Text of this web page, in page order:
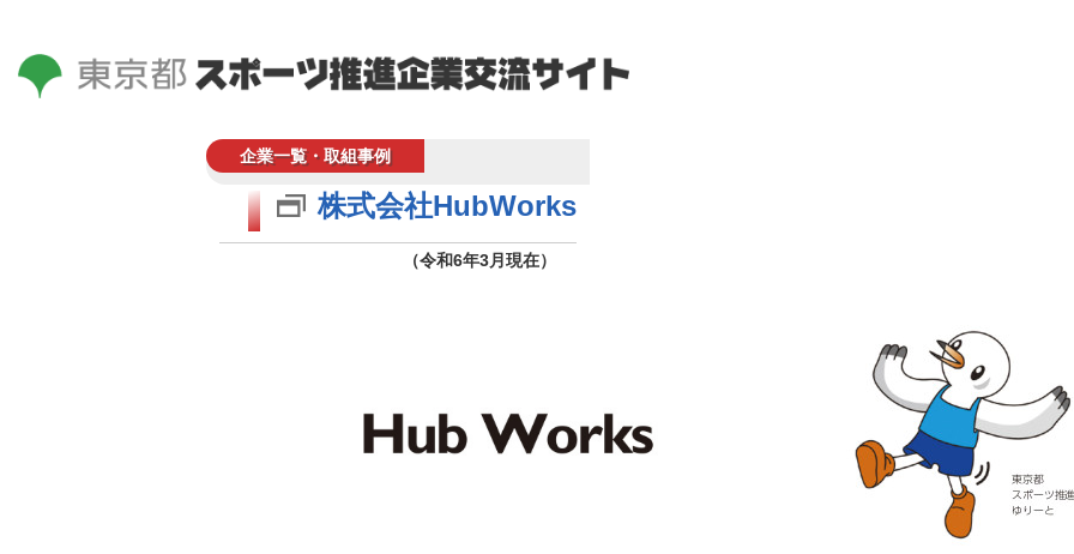
企業一覧・取組事例
株式会社HubWorks
（令和6年3月現在）